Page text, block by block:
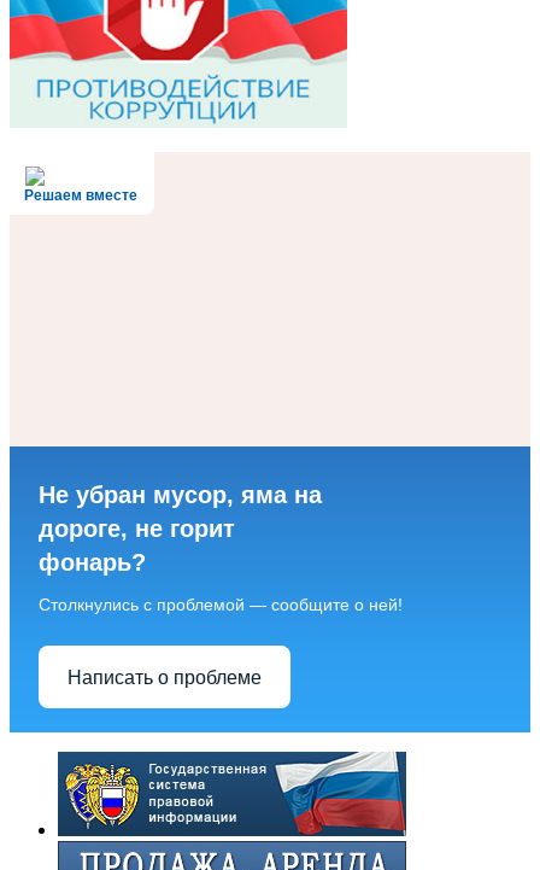
Решаем вместе
Не убран мусор, яма на
дороге, не горит
фонарь?
Столкнулись с проблемой — сообщите о ней!
Написать о проблеме